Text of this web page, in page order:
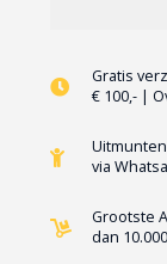
Gratis
€ 100,- |
via
Grootste
dan